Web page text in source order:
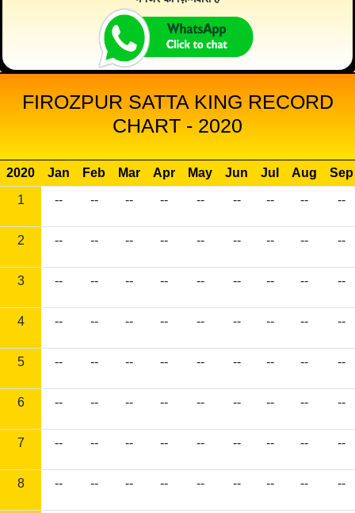
FIROZPUR SATTA KING RECORD
CHART - 2020
2020 Jan Feb Mar Apr May Jun Jul Aug
Sep
1
-- -- -- -- -- -- -- -- --
2 -- -- -- -- -- -- -- -- --
3 -- -- -- -- -- -- -- -- --
4 -- -- -- -- -- -- -- -- --
5 -- -- -- -- -- -- -- -- --
6 -- -- -- -- -- -- -- -- --
7 -- -- -- -- -- -- -- -- --
8 -- -- -- -- -- -- -- -- --